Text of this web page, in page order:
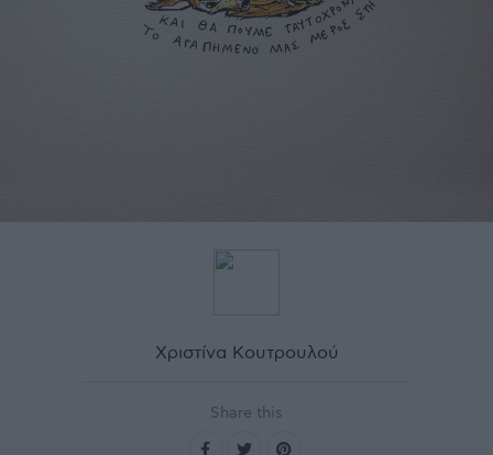
Χριστίνα Κουτρουλού
Share this